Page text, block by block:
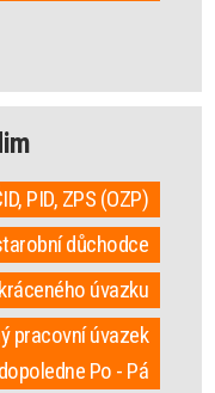
PID, ZPS (OZP)
důchodce
úvazku
pracovní úvazek
dopoledne Po - Pá